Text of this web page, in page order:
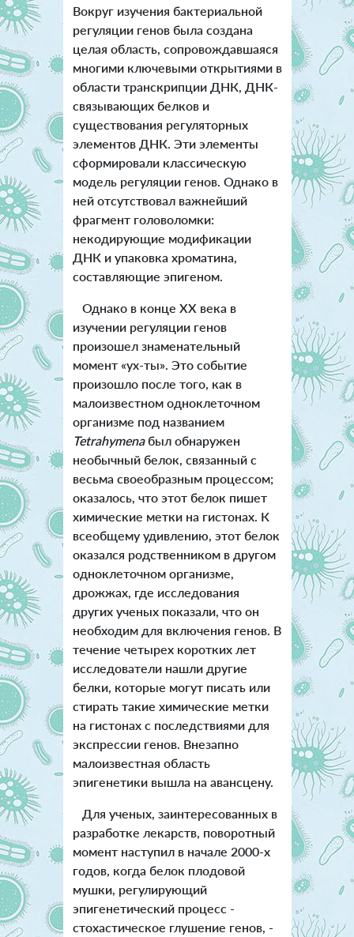
Вокруг изучения бактериальной
регуляции генов была создана
целая область, сопровождавшаяся
многими ключевыми открытиями в
области транскрипции ДНК, ДНК-
связывающих белков и
существования регуляторных
элементов ДНК. Эти элементы
сформировали классическую
модель регуляции генов. Однако в
ней отсутствовал важнейший
фрагмент головоломки:
некодирующие модификации
ДНК и упаковка хроматина,
составляющие эпигеном.
Однако в конце XX века в
изучении регуляции генов
произошел знаменательный
момент «ух-ты». Это событие
произошло после того, как в
малоизвестном одноклеточном
организме под названием
Tetrahymenaбыл обнаружен
необычный белок, связанный с
весьма своеобразным процессом;
оказалось, что этот белок пишет
химические метки на гистонах. К
всеобщему удивлению, этот белок
оказался родственником в другом
одноклеточном организме,
дрожжах, где исследования
других ученых показали, что он
необходим для включения генов. В
течение четырех коротких лет
исследователи нашли другие
белки, которые могут писать или
стирать такие химические метки
на гистонах с последствиями для
экспрессии генов. Внезапно
малоизвестная область
эпигенетики вышла на авансцену.
Для ученых, заинтересованных в
разработке лекарств, поворотный
момент наступил в начале 2000-х
годов, когда белок плодовой
мушки, регулирующий
эпигенетический процесс -
стохастическое глушение генов, -